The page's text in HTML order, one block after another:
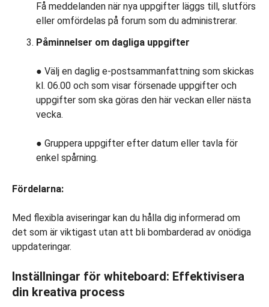
Få meddelanden när nya uppgifter läggs till, slutförs
eller omfördelas på forum som du administrerar.
Påminnelser om dagliga uppgifter
● Välj en daglig e-postsammanfattning som skickas
kl. 06.00 och som visar försenade uppgifter och
uppgifter som ska göras den här veckan eller nästa
vecka.
● Gruppera uppgifter efter datum eller tavla för
enkel spårning.
Fördelarna:
Med flexibla aviseringar kan du hålla dig informerad om
det som är viktigast utan att bli bombarderad av onödiga
uppdateringar.
Inställningar för whiteboard: Effektivisera
din kreativa process